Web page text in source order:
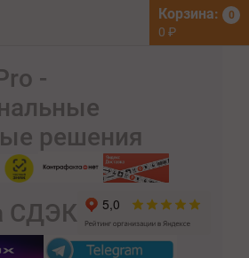
Корзина: 0
0 ₽